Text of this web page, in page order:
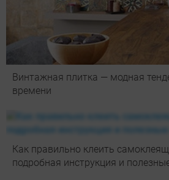
Винтажная плитка — модная
времени
Как правильно клеить
подробная инструкция и